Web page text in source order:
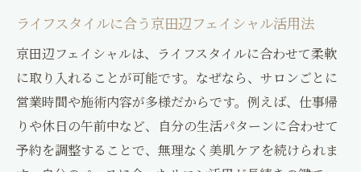
ライフスタイルに合う京田辺フェイシャル活用法
京田辺フェイシャルは、ライフスタイルに合わせて柔軟
に取り入れることが可能です。なぜなら、サロンごとに
営業時間や施術内容が多様だからです。例えば、仕事帰
りや休日の午前中など、自分の生活パターンに合わせて
予約を調整することで、無理なく美肌ケアを続けられま